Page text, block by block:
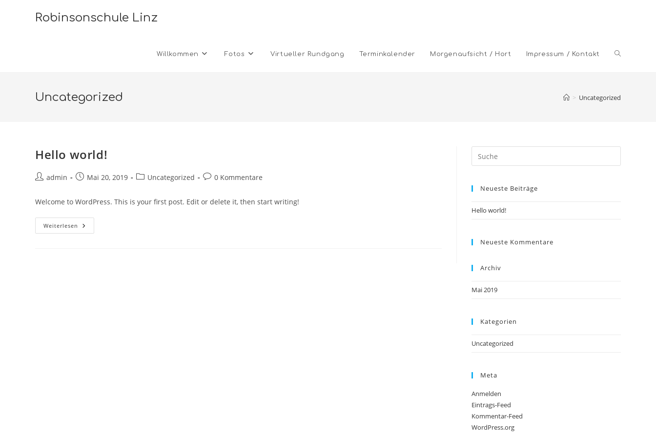
Robinsonschule Linz
Willkommen Fotos Virtueller Rundgang Terminkalender Morgenaufsicht / Hort Impressum / Kontakt Toggle
Uncategorized > Uncategorized
Hello world!
Beitrags-
admin
BeitragMai 20, 2019
Beitrags-
Uncategorized
Beitrags-
0 Kommentare
Welcome to WordPress. This is your first post. Edit or delete it, then start writing!
Weiterlesen Hello
World!
Neueste Beiträge
Hello world!
Neueste Kommentare
Archiv
Mai 2019
Kategorien
Uncategorized
Meta
Anmelden
Eintrags-Feed
Kommentar-Feed
WordPress.org